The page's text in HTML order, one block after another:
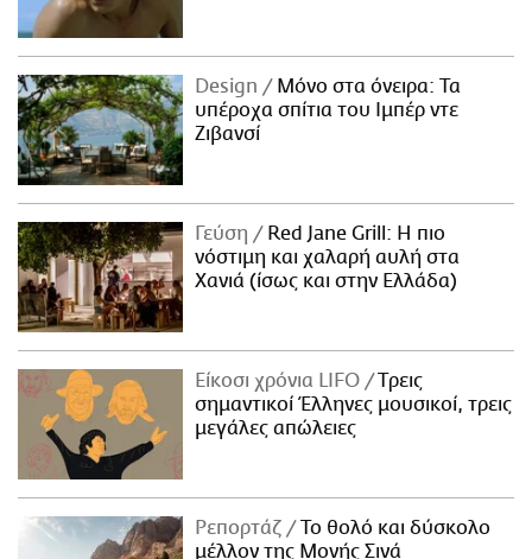
Design
Μόνο στα όνειρα: Τα
υπέροχα σπίτια του Ιμπέρ ντε
Ζιβανσί
Γεύση
Red Jane Grill: Η πιο
νόστιμη και χαλαρή αυλή στα
Χανιά (ίσως και στην Ελλάδα)
Είκοσι χρόνια LIFO
Tρεις
σημαντικοί Έλληνες μουσικοί, τρεις
μεγάλες απώλειες
Ρεπορτάζ
Το θολό και δύσκολο
μέλλον της Μονής Σινά